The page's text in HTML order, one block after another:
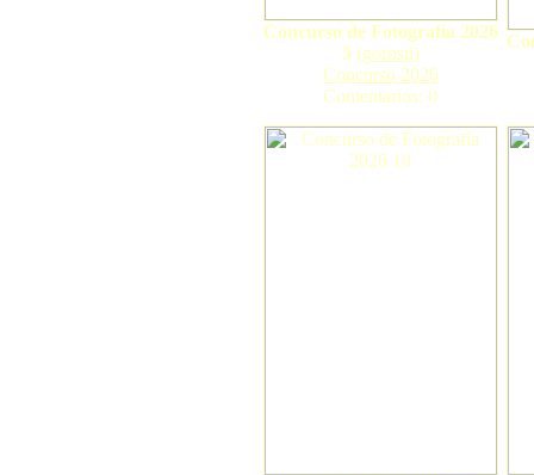
Concurso de Fotografía 2026
5 (gorosti)
Concurso 2026
Comentarios: 0